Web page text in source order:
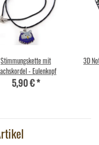
Stimmungskette mit
- Eulenkopf
5,90 €*
3D